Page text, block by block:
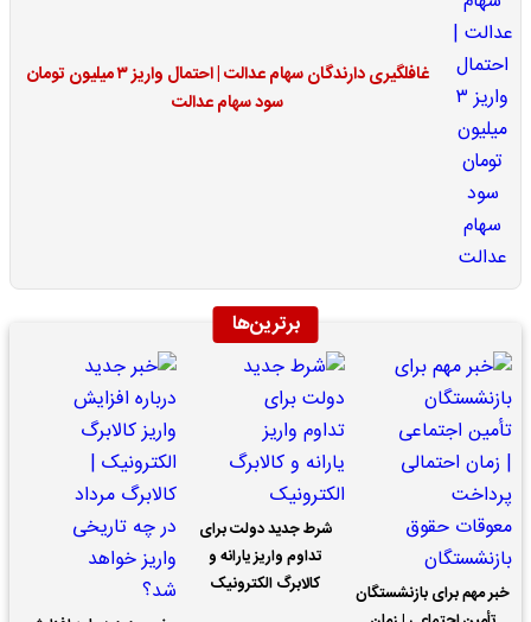
غافلگیری دارندگان سهام عدالت | احتمال واریز ۳ میلیون تومان
سود سهام عدالت
برترین‌ها
خبر مهم برای بازنشستگان
شرط جدید دولت برای
تداوم واریز یارانه و
کالابرگ الکترونیک